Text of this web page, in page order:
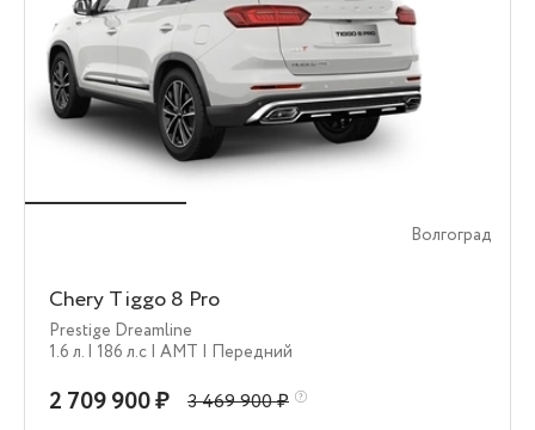
Волгоград
Chery Tiggo 8 Pro
Prestige Dreamline
1.6 л. | 186 л.c | AMT | Передний
2 709 900 ₽ 3 469 900 ₽